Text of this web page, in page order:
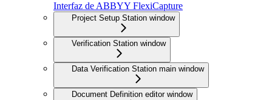
Interfaz de ABBYY FlexiCapture
Project Setup Station window
Verification Station window
Data Verification Station main window
Document Definition editor window